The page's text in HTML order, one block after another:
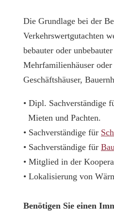
Die Grundlage bei der
Verkehrswertgutachten
bebauter oder
Mehrfamilienhäuser
Geschäftshäuser,
• Dipl. Sachverständige
Mieten und Pachten.
• Sachverständige für
• Sachverständige für
• Mitglied in der
• Lokalisierung von
Benötigen Sie einen